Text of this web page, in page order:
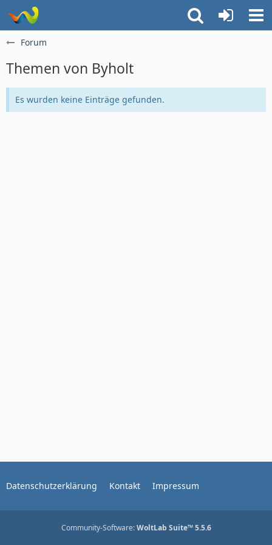
Forum
Themen von Byholt
Es wurden keine Einträge gefunden.
Datenschutzerklärung Kontakt Impressum
Community-Software:WoltLab Suite™ 5.5.6